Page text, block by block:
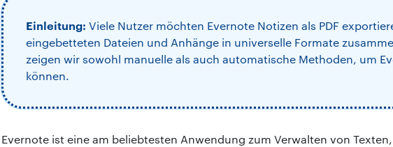
Einleitung: Viele Nutzer möchten Evernote Notizen als PDF
eingebetteten Dateien und Anhänge in universelle Formate
zeigen wir sowohl manuelle als auch automatische Methoden, um
können.
Evernote ist eine am beliebtesten Anwendung zum Verwalten von